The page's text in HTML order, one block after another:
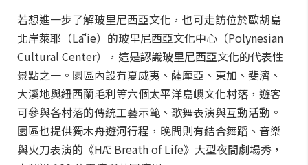
若想進一步了解玻里尼西亞文化，也可走訪位於歐胡島
北岸萊耶（Lāʻie）的玻里尼西亞文化中心（Polynesian
Cultural Center），這是認識玻里尼西亞文化的代表性
景點之一。園區內設有夏威夷、薩摩亞、東加、斐濟、
大溪地與紐西蘭毛利等六個太平洋島嶼文化村落，遊客
可參與各村落的傳統工藝示範、歌舞表演與互動活動。
園區也提供獨木舟遊河行程，晚間則有結合舞蹈、音樂
與火刀表演的《HĀ: Breath of Life》大型夜間劇場秀，